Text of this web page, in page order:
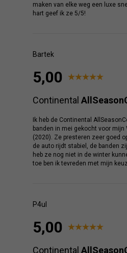
maken van elke weg een luxe
hart geef ik ze 5/5!
Bartek
5,00
Continental
Ik heb de Continental
banden in mei gekocht voor mijn
(2020). Ze presteren zeer goed
de auto rijdt stabiel, de banden
heb ze nog niet in de winter
toe ben ik tevreden met mijn
P4ul
5,00
Continental